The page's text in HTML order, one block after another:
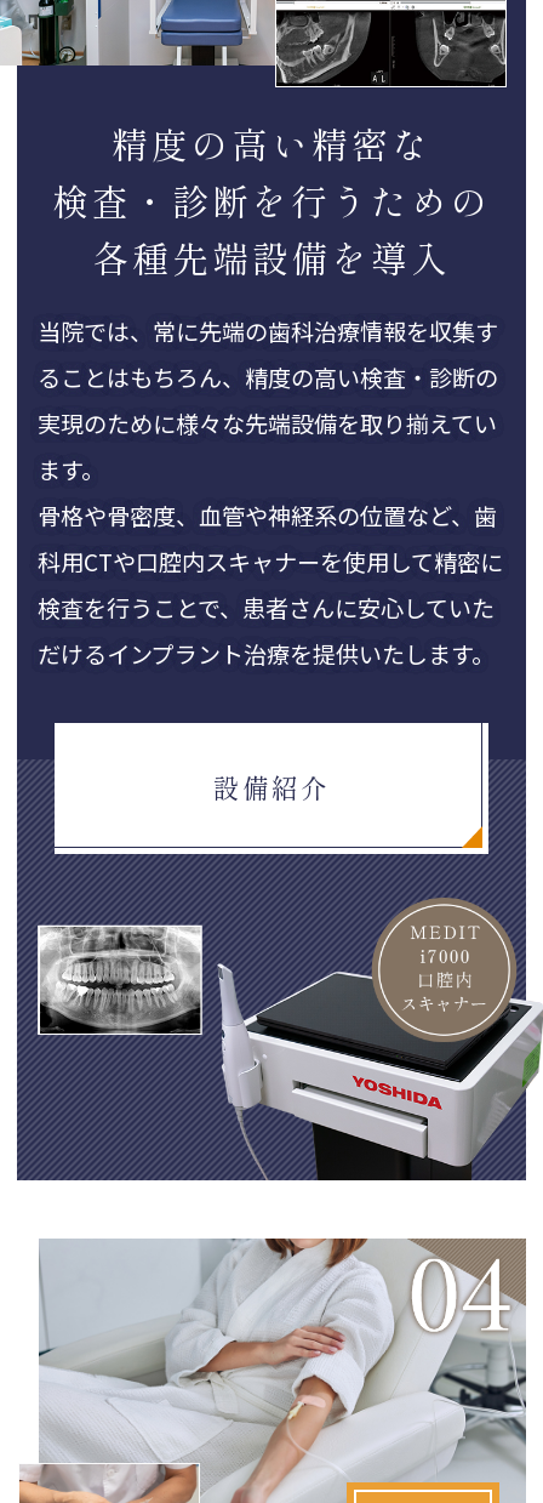
精度の高い精密な
検査・診断を行うための
各種先端設備を導入
当院では、常に先端の歯科治療情報を収集す
ることはもちろん、 精度の高い検査・診断の
実現のために様々な先端設備を取り揃えてい
ます。
骨格や骨密度、血管や神経系の位置など、歯
科用CTや口腔内スキャナーを使用して精密に
検査を行うことで、患者さんに安心していた
だけるインプラント治療を提供いたします。
設備紹介